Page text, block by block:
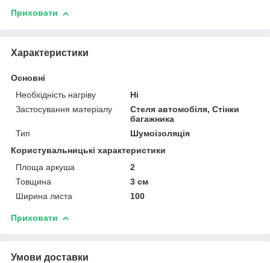
Приховати
Характеристики
Основні
Необхідність нагріву
Ні
Застосування матеріалу
Стеля автомобіля, Стінки
багажника
Тип
Шумоізоляція
Користувальницькі характеристики
Площа аркуша
2
Товщина
3 см
Ширина листа
100
Приховати
Умови доставки